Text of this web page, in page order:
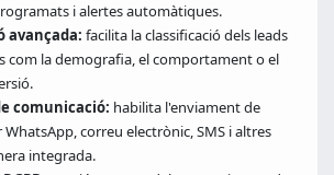
i alertes automàtiques.
avançada: facilita la classificació dels leads
com la demografia, el comportament o el
comunicació: habilita l'enviament de
WhatsApp, correu electrònic, SMS i altres
integrada.